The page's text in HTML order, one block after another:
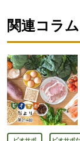
関連コラム